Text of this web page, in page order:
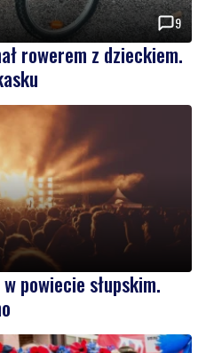
9
rowerem z dzieckiem.
powiecie słupskim.